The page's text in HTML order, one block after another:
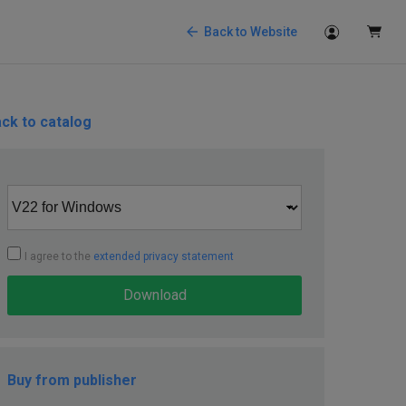
Back to Website
to catalog
I agree to the extended privacy statement
Download
Buy from publisher